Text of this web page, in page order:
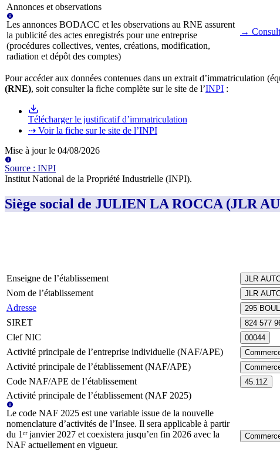
Annonces et observations
Les annonces BODACC et les observations au RNE assurent
la publicité des actes enregistrés pour une entreprise
(procédures collectives, ventes, créations, modification,
radiation et dépôt des comptes)
→
Pour accéder aux données contenues dans un extrait d’immatriculation
(RNE), soit consulter la fiche complète sur le site de l’INPI :
Télécharger le justificatif d’immatriculation
⇢ Voir la fiche sur le site de l’INPI
Mise à jour le 04/08/2026
Source : INPI
Institut National de la Propriété Industrielle (INPI).
Siège social de JULIEN LA ROCCA (JLR
Enseigne de l’établissement JLR
Nom de l’établissement JLR
Adresse 295
SIRET 824 577
Clef NIC 00044
Activité principale de l’entreprise individuelle (NAF/APE)
Activité principale de l’établissement (NAF/APE)
Code NAF/APE de l’établissement 45.11Z
Activité principale de l’établissement (NAF 2025)
Le code NAF 2025 est une variable issue de la nouvelle
nomenclature d’activités de l’Insee. Il sera applicable à partir
du 1ᵉʳ janvier 2027 et coexistera jusqu’en fin 2026 avec la
NAF actuellement en vigueur.